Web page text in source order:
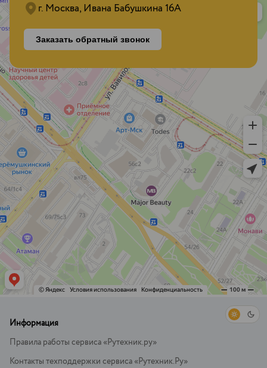
г. Москва, Ивана Бабушкина 16А
Заказать обратный звонок
Информация
Правила работы сервиса «Рутехник.ру»
Контакты техподдержки сервиса «Рутехник.Ру»